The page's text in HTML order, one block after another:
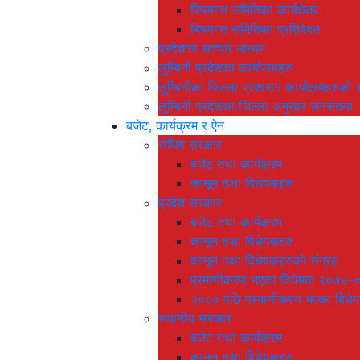
विषयगत समितिका कार्यक्षेत्र
बिषयगत समितिका प्रतिवेदन
प्रदेशका सञ्चार माध्यम
लुम्बिनी प्रदेशका कार्यालयहरु
लुम्बिनीका जिल्ला प्रशासन कार्यालयहरुको
लुम्बिनी प्रदेशका जिल्ला अनुसार जनसंख्या
बजेट, कार्यक्रम र ऐन
संघिय सरकार
बजेट तथा कार्यक्रम
कानून तथा विधेयकहरु
प्रदेश सरकार
बजेट तथा कार्यक्रम
कानून तथा विधेयकहरु
कानून तथा विधेयकहरुको संग्रह
प्रमाणीकरण भएका विधेयक
२०८० पछि प्रमाणीकरण भएका
स्थानीय सरकार
बजेट तथा कार्यक्रम
कानून तथा विधेयकहरु